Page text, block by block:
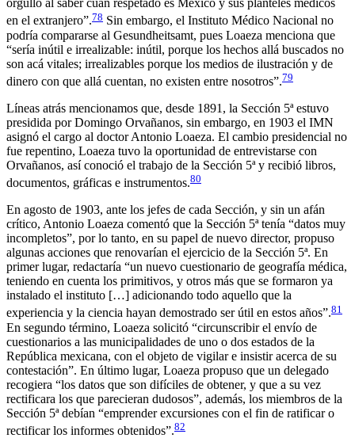
orgullo al saber cuan respetado es México y sus planteles médicos
en el extranjero”.78 Sin embargo, el Instituto Médico Nacional no
podría compararse al Gesundheitsamt, pues Loaeza menciona que
“sería inútil e irrealizable: inútil, porque los hechos allá buscados no
son acá vitales; irrealizables porque los medios de ilustración y de
dinero con que allá cuentan, no existen entre nosotros”.79
Líneas atrás mencionamos que, desde 1891, la Sección 5ª estuvo
presidida por Domingo Orvañanos, sin embargo, en 1903 el IMN
asignó el cargo al doctor Antonio Loaeza. El cambio presidencial no
fue repentino, Loaeza tuvo la oportunidad de entrevistarse con
Orvañanos, así conoció el trabajo de la Sección 5ª y recibió libros,
documentos, gráficas e instrumentos.80
En agosto de 1903, ante los jefes de cada Sección, y sin un afán
crítico, Antonio Loaeza comentó que la Sección 5ª tenía “datos muy
incompletos”, por lo tanto, en su papel de nuevo director, propuso
algunas acciones que renovarían el ejercicio de la Sección 5ª. En
primer lugar, redactaría “un nuevo cuestionario de geografía médica,
teniendo en cuenta los primitivos, y otros más que se formaron ya
instalado el instituto […] adicionando todo aquello que la
experiencia y la ciencia hayan demostrado ser útil en estos años”.81
En segundo término, Loaeza solicitó “circunscribir el envío de
cuestionarios a las municipalidades de uno o dos estados de la
República mexicana, con el objeto de vigilar e insistir acerca de su
contestación”. En último lugar, Loaeza propuso que un delegado
recogiera “los datos que son difíciles de obtener, y que a su vez
rectificara los que parecieran dudosos”, además, los miembros de la
Sección 5ª debían “emprender excursiones con el fin de ratificar o
rectificar los informes obtenidos”.82